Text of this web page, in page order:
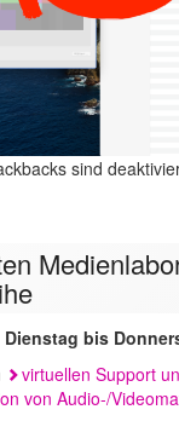
sind
bis
virtuellen Support
von Audio-/